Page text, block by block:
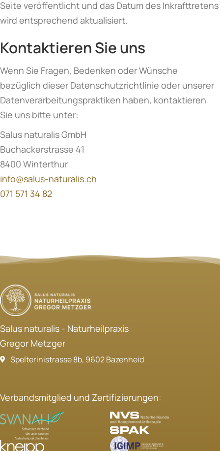
Seite veröffentlicht und das Datum des Inkrafttretens
wird entsprechend aktualisiert.
Kontaktieren Sie uns
Wenn Sie Fragen, Bedenken oder Wünsche
bezüglich dieser Datenschutzrichtlinie oder unserer
Datenverarbeitungspraktiken haben, kontaktieren
Sie uns bitte unter:
Salus naturalis GmbH
Buchackerstrasse 41
8400 Winterthur
info@salus-naturalis.ch
071 571 34 82
Salus naturalis - Naturheilpraxis
Gregor Metzger
Spelterinistrasse 8b, 9602 Bazenheid
Verbandsmitglied und Zertifizierungen: